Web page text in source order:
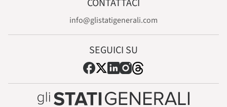
CONTATTACI
info@glistatigenerali.com
SEGUICI SU